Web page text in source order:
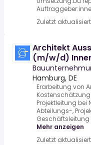
Zuletzt
Architekt
(m/w/d)
Hamburg, DE
Erarbeitung von
Projektleitung
Abteilungs-,
Geschäftsleitung
Mehr anzeigen
Zuletzt